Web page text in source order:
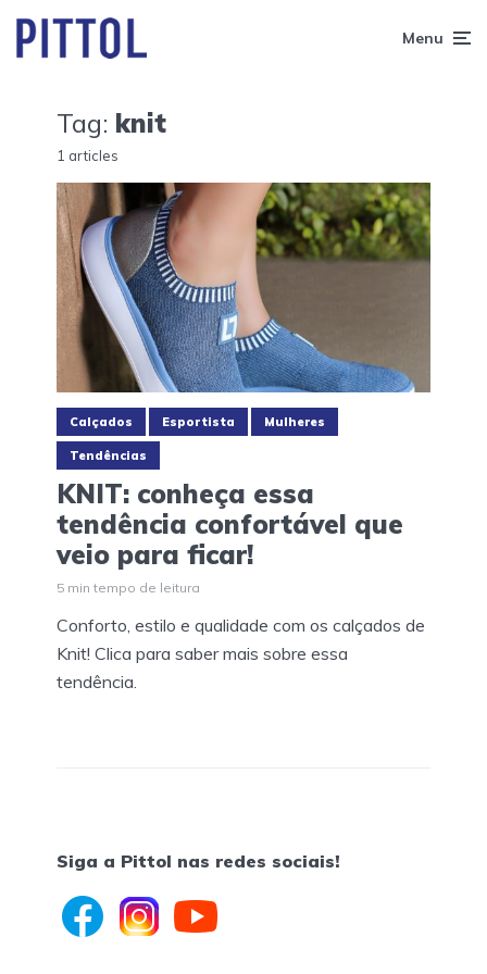
Menu
Tag: knit
1 articles
Calçados Esportista Mulheres
Tendências
KNIT: conheça essa
tendência confortável que
veio para ficar!
5 min tempo de leitura
Conforto, estilo e qualidade com os calçados de
Knit! Clica para saber mais sobre essa
tendência.
Siga a Pittol nas redes sociais!